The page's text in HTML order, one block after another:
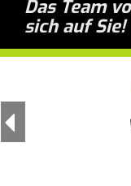
Das Team
sich auf Sie!
Previous